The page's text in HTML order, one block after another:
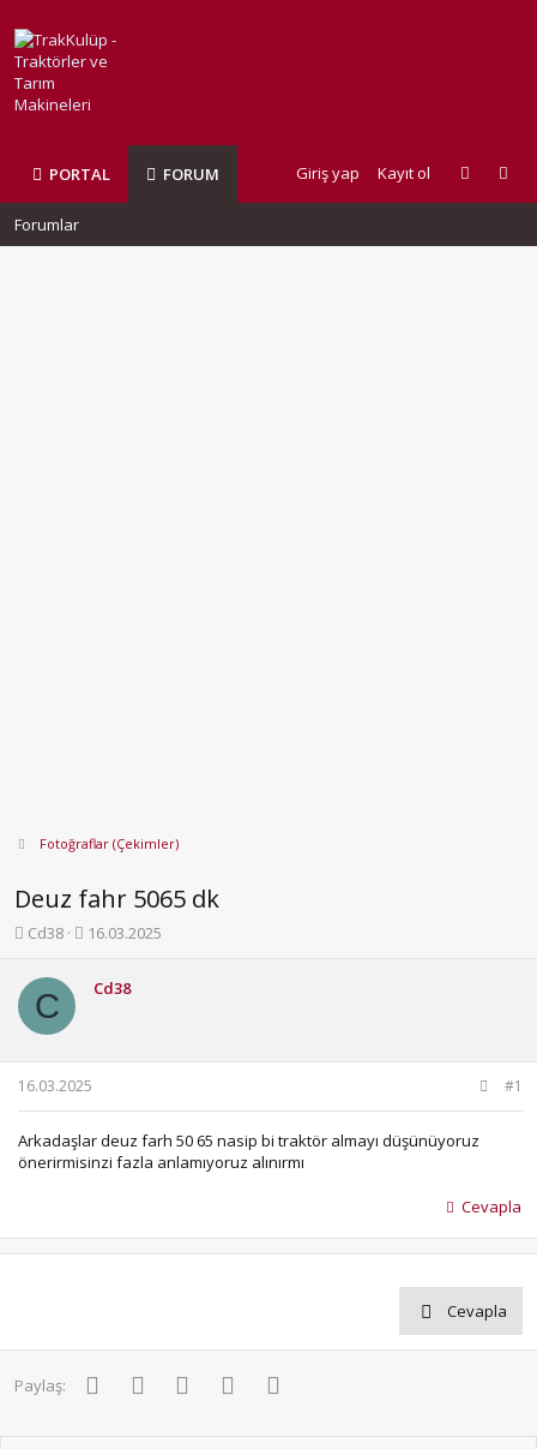
PORTAL FORUM Giriş yap Kayıt ol
Forumlar
Fotoğraflar (Çekimler)
Deuz fahr 5065 dk
K
n
y
u
b
l
a
n
Cd38
B
g
ı
a
r
i
16.03.2025
C Cd38
16.03.2025 #1
Arkadaşlar deuz farh 50 65 nasip bi traktör almayı düşünüyoruz
önerirmisinzi fazla anlamıyoruz alınırmı
Cevapla
Cevapla
Paylaş: FacebookTwitter PinterestWhatsApp